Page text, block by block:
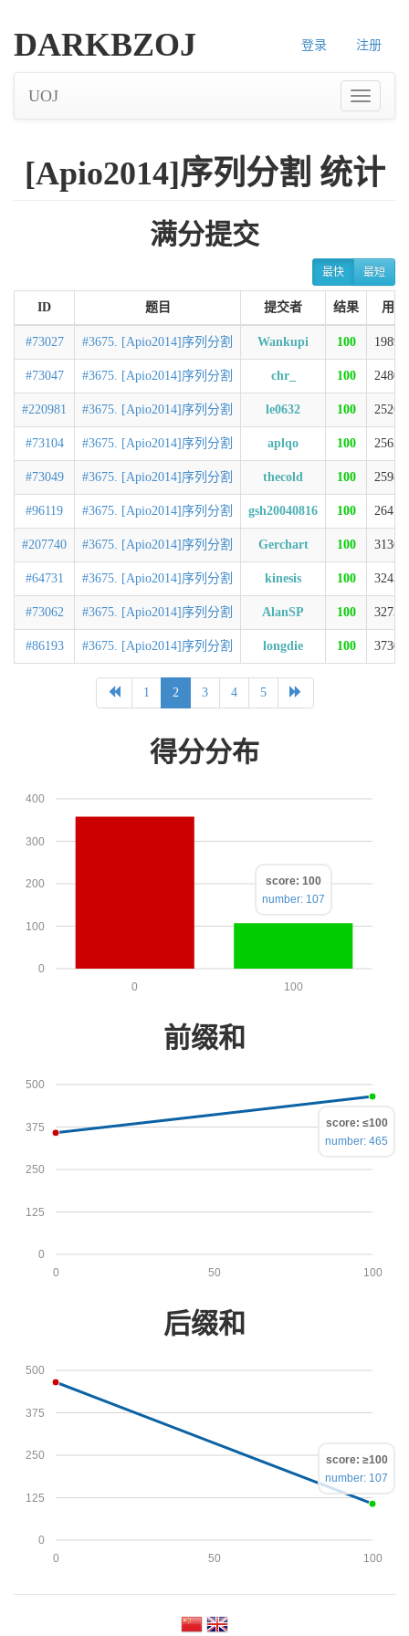
登录 注册
DARKBZOJ
UOJ
[Apio2014]序列分割 统计
满分提交
最快 最短
ID 题目 提交者 结果 用时
#73027 #3675. [Apio2014]序列分割 Wankupi 100
#73047 #3675. [Apio2014]序列分割 chr_ 100
#220981 #3675. [Apio2014]序列分割 le0632 100
#73104 #3675. [Apio2014]序列分割 aplqo 100
#73049 #3675. [Apio2014]序列分割 thecold 100
#96119 #3675. [Apio2014]序列分割 gsh20040816 100
#207740 #3675. [Apio2014]序列分割 Gerchart 100
#64731 #3675. [Apio2014]序列分割 kinesis 100
#73062 #3675. [Apio2014]序列分割 AlanSP 100
#86193 #3675. [Apio2014]序列分割 longdie 100
1 2 3 4 5
得分分布
0
100
200
300
400
100
0
score: 100
number: 107
前缀和
0
125
250
375
500
100
50
0
score: ≤100
number: 465
后缀和
0
125
250
375
500
100
50
0
score: ≥100
number: 107